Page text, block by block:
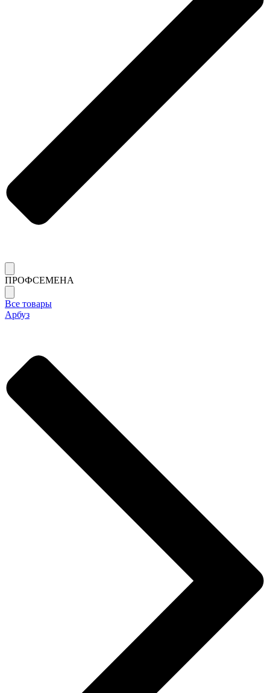
ПРОФСЕМЕНА
Все товары
Арбуз